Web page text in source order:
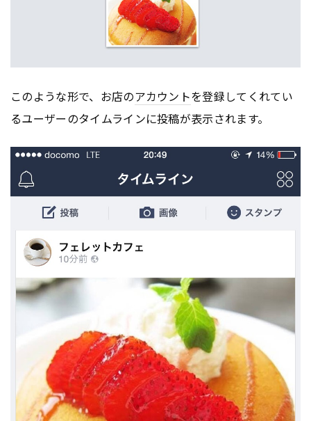
このような形で、お店のアカウントを登録してくれてい
るユーザーのタイムラインに投稿が表示されます。